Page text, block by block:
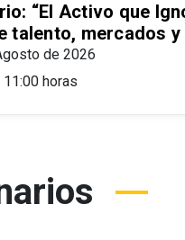
“El Activo que
talento, mercados
de 2026
11:00 horas